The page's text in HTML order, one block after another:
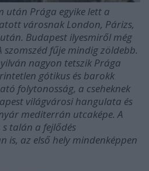
Prága egyike lett a
városnak London, Párizs,
Budapest ilyesmiről még
fűje mindig zöldebb.
nagyon tetszik Prága
gótikus és barokk
folytonosság, a cseheknek
világvárosi hangulata és
mediterrán utcaképe. A
talán a fejlődés
is, az első hely mindenképpen